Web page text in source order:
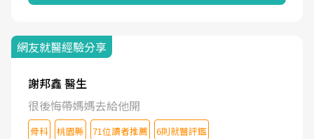
網友就醫經驗分享
謝邦鑫 醫生
很後悔帶媽媽去給他開
骨科 桃園縣 71位讀者推薦 6則就醫評鑑